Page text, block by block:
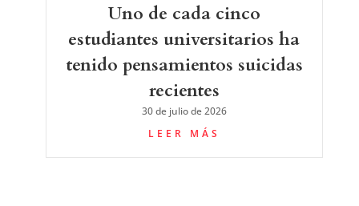
Uno de cada cinco
estudiantes universitarios ha
tenido pensamientos suicidas
recientes
30 de julio de 2026
LEER MÁS